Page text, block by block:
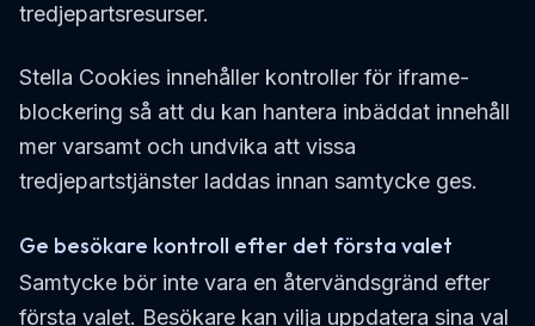
tredjepartsresurser.
Stella Cookies innehåller kontroller för iframe-
blockering så att du kan hantera inbäddat innehåll
mer varsamt och undvika att vissa
tredjepartstjänster laddas innan samtycke ges.
Ge besökare kontroll efter det första valet
Samtycke bör inte vara en återvändsgränd efter
första valet. Besökare kan vilja uppdatera sina val